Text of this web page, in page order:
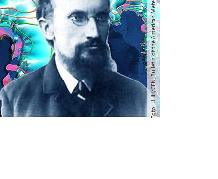
Foto: UHH/CEN; Bulletin of the American Meteorological Society